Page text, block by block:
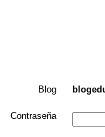
Blog
Contraseña